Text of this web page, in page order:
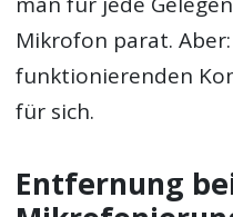
Mikrofon parat.
funktionierenden
für sich.
Entfernung